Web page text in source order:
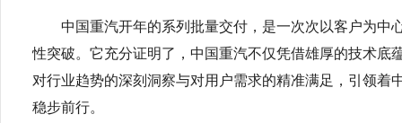
中国重汽开年的系列批量交付，是一次次以客户为中
性突破。它充分证明了，中国重汽不仅凭借雄厚的技术底
对行业趋势的深刻洞察与对用户需求的精准满足，引领着
稳步前行。